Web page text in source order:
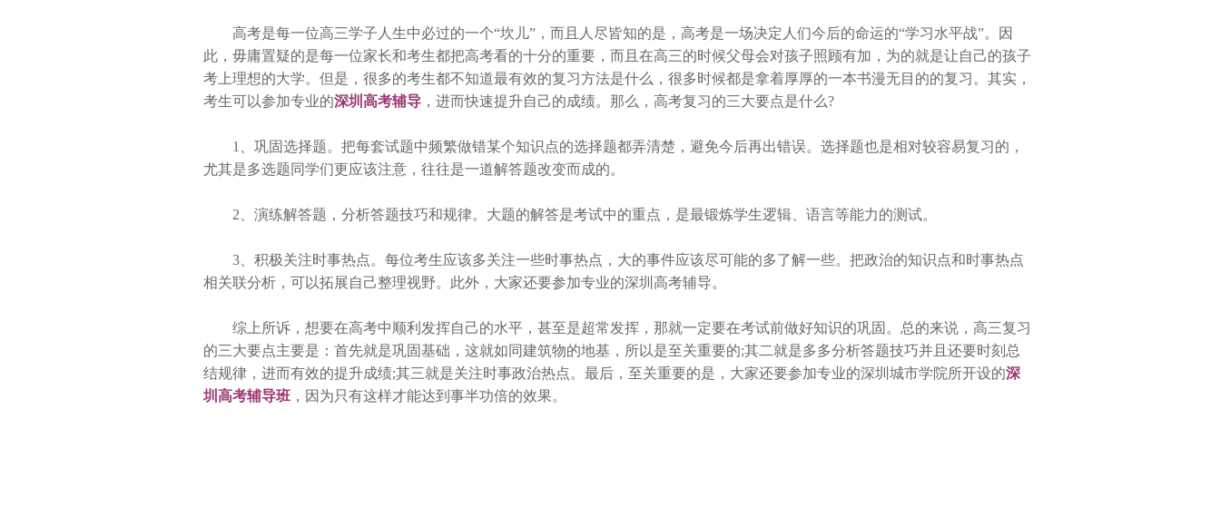
高考是每一位高三学子人生中必过的一个“坎儿”，而且人尽皆知的是，高考是一场决定人们今后的命运的“学习水平战”。因
此，毋庸置疑的是每一位家长和考生都把高考看的十分的重要，而且在高三的时候父母会对孩子照顾有加，为的就是让自己的孩子
考上理想的大学。但是，很多的考生都不知道最有效的复习方法是什么，很多时候都是拿着厚厚的一本书漫无目的的复习。其实，
考生可以参加专业的深圳高考辅导 ，进而快速提升自己的成绩。那么，高考复习的三大要点是什么?
1、巩固选择题。把每套试题中频繁做错某个知识点的选择题都弄清楚，避免今后再出错误。选择题也是相对较容易复习的，
尤其是多选题同学们更应该注意，往往是一道解答题改变而成的。
2、演练解答题，分析答题技巧和规律。大题的解答是考试中的重点，是最锻炼学生逻辑、语言等能力的测试。
3、积极关注时事热点。每位考生应该多关注一些时事热点，大的事件应该尽可能的多了解一些。把政治的知识点和时事热点
相关联分析，可以拓展自己整理视野。此外，大家还要参加专业的深圳高考辅导。
综上所诉，想要在高考中顺利发挥自己的水平，甚至是超常发挥，那就一定要在考试前做好知识的巩固。总的来说，高三复习
的三大要点主要是：首先就是巩固基础，这就如同建筑物的地基，所以是至关重要的;其二就是多多分析答题技巧并且还要时刻总
结规律，进而有效的提升成绩;其三就是关注时事政治热点。最后，至关重要的是，大家还要参加专业的深圳城市学院所开设的深
圳高考辅导班 ，因为只有这样才能达到事半功倍的效果。